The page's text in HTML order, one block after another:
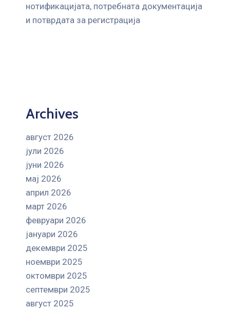
нотификацијата, потребната документација
и потврдата за регистрација
Archives
август 2026
јули 2026
јуни 2026
мај 2026
април 2026
март 2026
февруари 2026
јануари 2026
декември 2025
ноември 2025
октомври 2025
септември 2025
август 2025